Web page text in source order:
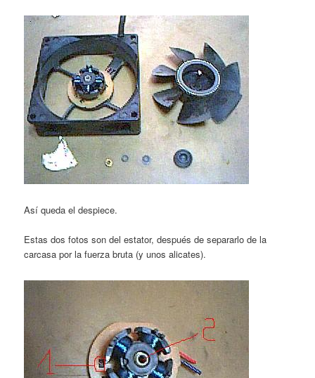
Así queda el despiece.
Estas dos fotos son del estator, después de separarlo de la
carcasa por la fuerza bruta (y unos alicates).